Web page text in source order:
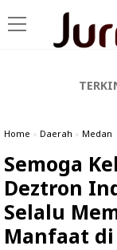
Home » Daerah » Medan
Semoga
Deztron
Selalu
Manfaat